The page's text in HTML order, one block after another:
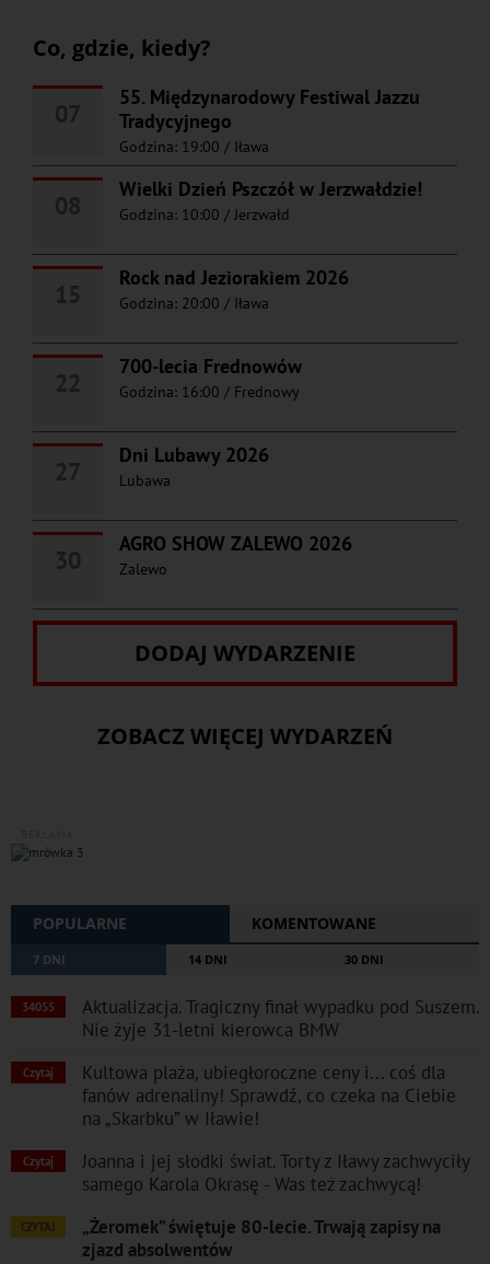
Co, gdzie, kiedy?
55. Międzynarodowy Festiwal Jazzu
Tradycyjnego
Godzina: 19:00 / Iława
Wielki Dzień Pszczół w Jerzwałdzie!
Godzina: 10:00 / Jerzwałd
Rock nad Jeziorakiem 2026
Godzina: 20:00 / Iława
700-lecia Frednowów
Godzina: 16:00 / Frednowy
Dni Lubawy 2026
Lubawa
AGRO SHOW ZALEWO 2026
Zalewo
DODAJ WYDARZENIE
ZOBACZ WIĘCEJ WYDARZEŃ
POPULARNE KOMENTOWANE
7 DNI 14 DNI 30 DNI
34055
Aktualizacja. Tragiczny finał wypadku pod Suszem.
Nie żyje 31-letni kierowca BMW
Czytaj
Kultowa plaża, ubiegłoroczne ceny i... coś dla
fanów adrenaliny! Sprawdź, co czeka na Ciebie
na „Skarbku” w Iławie!
Czytaj
Joanna i jej słodki świat. Torty z Iławy zachwyciły
samego Karola Okrasę - Was też zachwycą!
CZYTAJ
„Żeromek” świętuje 80-lecie. Trwają zapisy na
zjazd absolwentów